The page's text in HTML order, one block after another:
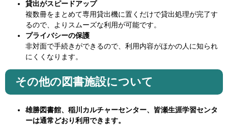
貸出がスピードアップ
複数冊をまとめて専用貸出機に置くだけで貸出処理が完了す
るので、よりスムーズな利用が可能です。
プライバシーの保護
非対面で手続きができるので、利用内容がほかの人に知られ
にくくなります。
その他の図書施設について
雄勝図書館、稲川カルチャーセンター、皆瀬生涯学習センタ
ーは通常どおり利用できます。